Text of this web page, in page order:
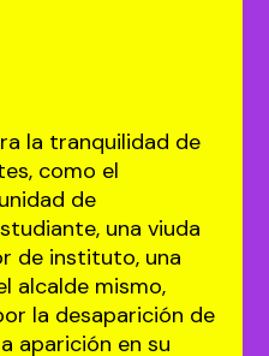
la tranquilidad de
como el
de
una viuda
de instituto, una
alcalde mismo,
la desaparición de
aparición en su